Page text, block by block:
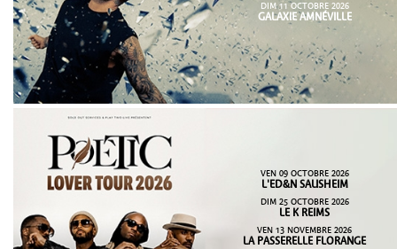
DIM 11 OCTOBRE 2026
GALAXIE AMNÉVILLE
VEN 09 OCTOBRE 2026
L'ED&N SAUSHEIM
DIM 25 OCTOBRE 2026
LE K REIMS
VEN 13 NOVEMBRE 2026
LA PASSERELLE FLORANGE